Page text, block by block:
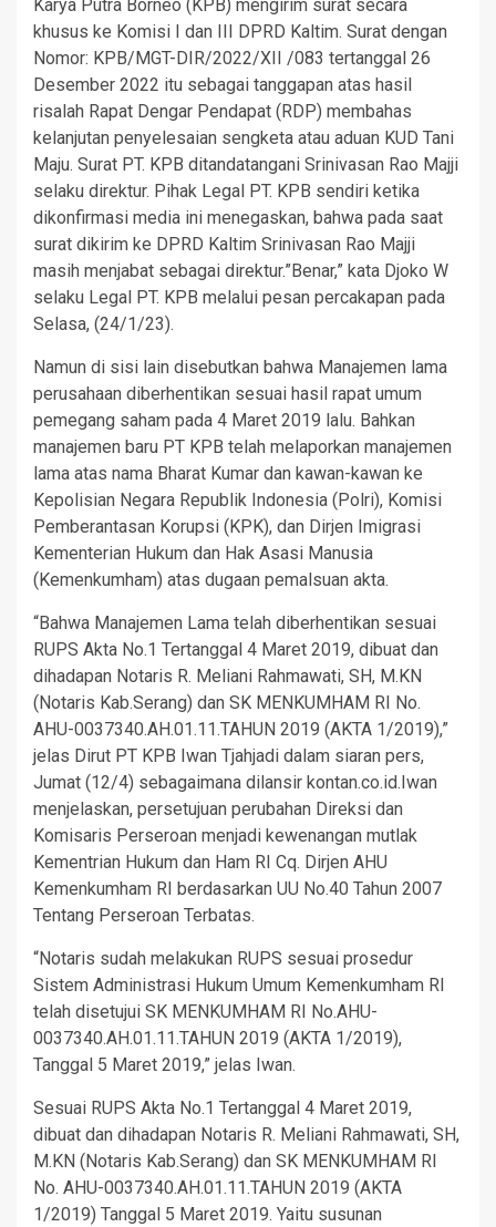
Karya Putra Borneo (KPB) mengirim surat secara
khusus ke Komisi I dan III DPRD Kaltim. Surat dengan
Nomor: KPB/MGT-DIR/2022/XII /083 tertanggal 26
Desember 2022 itu sebagai tanggapan atas hasil
risalah Rapat Dengar Pendapat (RDP) membahas
kelanjutan penyelesaian sengketa atau aduan KUD Tani
Maju. Surat PT. KPB ditandatangani Srinivasan Rao Majji
selaku direktur. Pihak Legal PT. KPB sendiri ketika
dikonfirmasi media ini menegaskan, bahwa pada saat
surat dikirim ke DPRD Kaltim Srinivasan Rao Majji
masih menjabat sebagai direktur.”Benar,” kata Djoko W
selaku Legal PT. KPB melalui pesan percakapan pada
Selasa, (24/1/23).
Namun di sisi lain disebutkan bahwa Manajemen lama
perusahaan diberhentikan sesuai hasil rapat umum
pemegang saham pada 4 Maret 2019 lalu. Bahkan
manajemen baru PT KPB telah melaporkan manajemen
lama atas nama Bharat Kumar dan kawan-kawan ke
Kepolisian Negara Republik Indonesia (Polri), Komisi
Pemberantasan Korupsi (KPK), dan Dirjen Imigrasi
Kementerian Hukum dan Hak Asasi Manusia
(Kemenkumham) atas dugaan pemalsuan akta.
“Bahwa Manajemen Lama telah diberhentikan sesuai
RUPS Akta No.1 Tertanggal 4 Maret 2019, dibuat dan
dihadapan Notaris R. Meliani Rahmawati, SH, M.KN
(Notaris Kab.Serang) dan SK MENKUMHAM RI No.
AHU-0037340.AH.01.11.TAHUN 2019 (AKTA 1/2019),”
jelas Dirut PT KPB Iwan Tjahjadi dalam siaran pers,
Jumat (12/4) sebagaimana dilansir kontan.co.id.Iwan
menjelaskan, persetujuan perubahan Direksi dan
Komisaris Perseroan menjadi kewenangan mutlak
Kementrian Hukum dan Ham RI Cq. Dirjen AHU
Kemenkumham RI berdasarkan UU No.40 Tahun 2007
Tentang Perseroan Terbatas.
“Notaris sudah melakukan RUPS sesuai prosedur
Sistem Administrasi Hukum Umum Kemenkumham RI
telah disetujui SK MENKUMHAM RI No.AHU-
0037340.AH.01.11.TAHUN 2019 (AKTA 1/2019),
Tanggal 5 Maret 2019,” jelas Iwan.
Sesuai RUPS Akta No.1 Tertanggal 4 Maret 2019,
dibuat dan dihadapan Notaris R. Meliani Rahmawati, SH,
M.KN (Notaris Kab.Serang) dan SK MENKUMHAM RI
No. AHU-0037340.AH.01.11.TAHUN 2019 (AKTA
1/2019) Tanggal 5 Maret 2019. Yaitu susunan